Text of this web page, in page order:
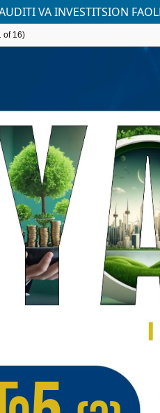
VA INVESTITSION